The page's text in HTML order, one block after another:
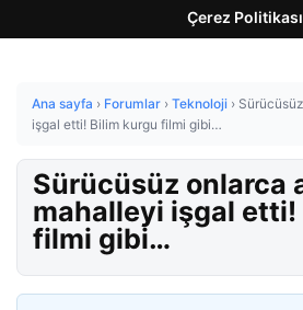
Çerez Politikası
Ana sayfa › Forumlar › Teknoloji ›
işgal etti! Bilim kurgu filmi gibi…
Sürücüsüz onlarca
mahalleyi işgal etti!
filmi gibi…